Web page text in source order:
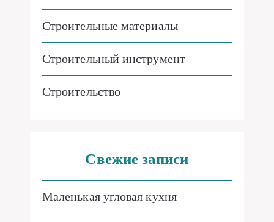
Строительные материалы
Строительный инструмент
Строительство
Свежие записи
Маленькая угловая кухня